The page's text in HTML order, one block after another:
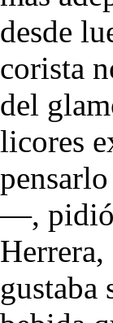
desde
corista
del
licores
—, pidió
gustaba